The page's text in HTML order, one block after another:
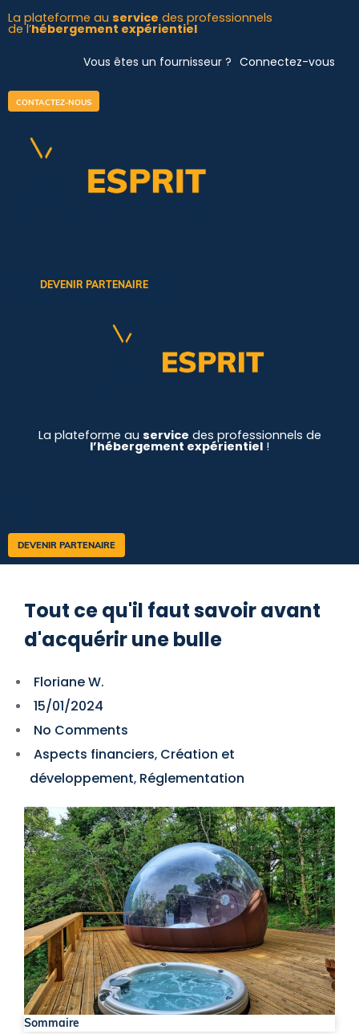
Aller
au
La plateforme au service des professionnels
de l’hébergement expérientiel
Vous êtes un fournisseur ? Connectez-vous
CONTACTEZ-NOUS
DEVENIR PARTENAIRE
La plateforme au service des professionnels de
l’hébergement expérientiel !
DEVENIR PARTENAIRE
Tout ce qu'il faut savoir avant
d'acquérir une bulle
Floriane W.
15/01/2024
No Comments
Aspects financiers, Création et
développement, Réglementation
Sommaire